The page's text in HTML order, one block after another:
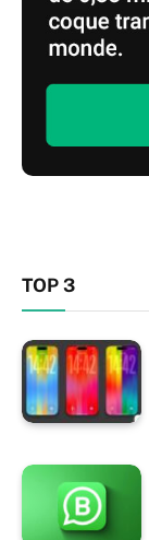
TOP 3